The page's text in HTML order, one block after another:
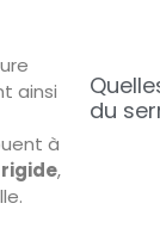
ainsi
à
,
du